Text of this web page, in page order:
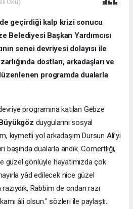
geçirdiği kalp krizi sonucu
Belediyesi Başkan Yardımcısı
senei devriyesi dolayısı ile
dostları, arkadaşları ve
düzenlenen programda dualarla
programına katılan Gebze
duygularını sosyal
kıymetli yol arkadaşım Dursun Ali’yi
başında dualarla andık. Cömertliği,
güzel gönlüyle hayatımızda çok
yâd edilecek nice güzel
Rabbim de ondan razı
âli olsun." sözleri ile paylaştı..